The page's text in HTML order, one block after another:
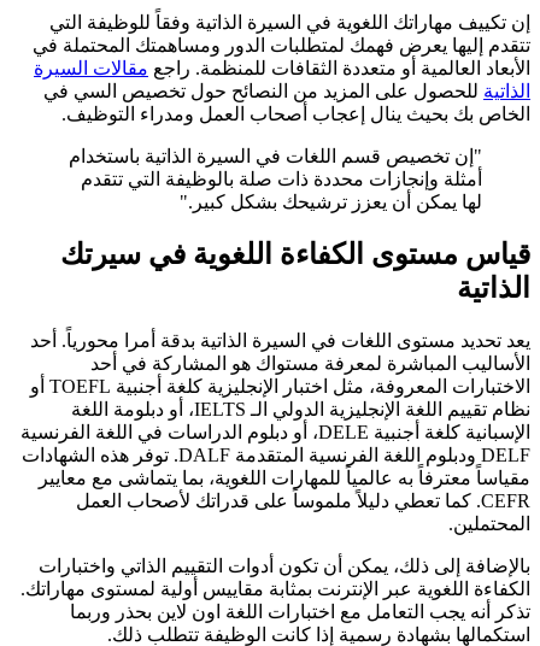
إن تكييف مهاراتك اللغوية في السيرة الذاتية وفقاً للوظيفة التي
تتقدم إليها يعرض فهمك لمتطلبات الدور ومساهمتك المحتملة في
الأبعاد العالمية أو متعددة الثقافات للمنظمة. راجع مقالات السيرة
الذاتية للحصول على المزيد من النصائح حول تخصيص السي في
الخاص بك بحيث ينال إعجاب أصحاب العمل ومدراء التوظيف.
"إن تخصيص قسم اللغات في السيرة الذاتية باستخدام
أمثلة وإنجازات محددة ذات صلة بالوظيفة التي تتقدم
لها يمكن أن يعزز ترشيحك بشكل كبير."
قياس مستوى الكفاءة اللغوية في سيرتك
الذاتية
يعد تحديد مستوى اللغات في السيرة الذاتية بدقة أمرا محورياً. أحد
الأساليب المباشرة لمعرفة مستواك هو المشاركة في أحد
الاختبارات المعروفة، مثل اختبار الإنجليزية كلغة أجنبية TOEFL أو
نظام تقييم اللغة الإنجليزية الدولي الـ IELTS، أو دبلومة اللغة
الإسبانية كلغة أجنبية DELE، أو دبلوم الدراسات في اللغة الفرنسية
DELF ودبلوم اللغة الفرنسية المتقدمة DALF. توفر هذه الشهادات
مقياساً معترفاً به عالمياً للمهارات اللغوية، بما يتماشى مع معايير
CEFR. كما تعطي دليلاً ملموساً على قدراتك لأصحاب العمل
المحتملين.
بالإضافة إلى ذلك، يمكن أن تكون أدوات التقييم الذاتي واختبارات
الكفاءة اللغوية عبر الإنترنت بمثابة مقاييس أولية لمستوى مهاراتك.
تذكر أنه يجب التعامل مع اختبارات اللغة اون لاين بحذر وربما
استكمالها بشهادة رسمية إذا كانت الوظيفة تتطلب ذلك.